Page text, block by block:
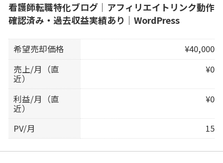
看護師転職特化ブログ｜アフィリエイトリンク動作
確認済み・過去収益実績あり｜WordPress
希望売却価格
¥40,000
売上/月（直
近）
¥0
利益/月（直
近）
¥0
PV/月 15